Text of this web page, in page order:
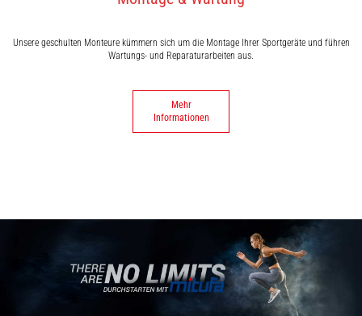
Unsere geschulten Monteure kümmern sich um die Montage Ihrer Sportgeräte und führen
Wartungs- und Reparaturarbeiten aus.
Mehr
Informationen